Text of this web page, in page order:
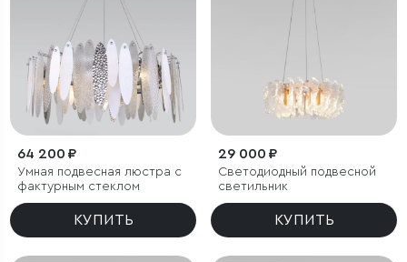
64 200 ₽
Умная подвесная люстра с
фактурным стеклом
КУПИТЬ
29 000 ₽
Светодиодный подвесной
светильник
КУПИТЬ